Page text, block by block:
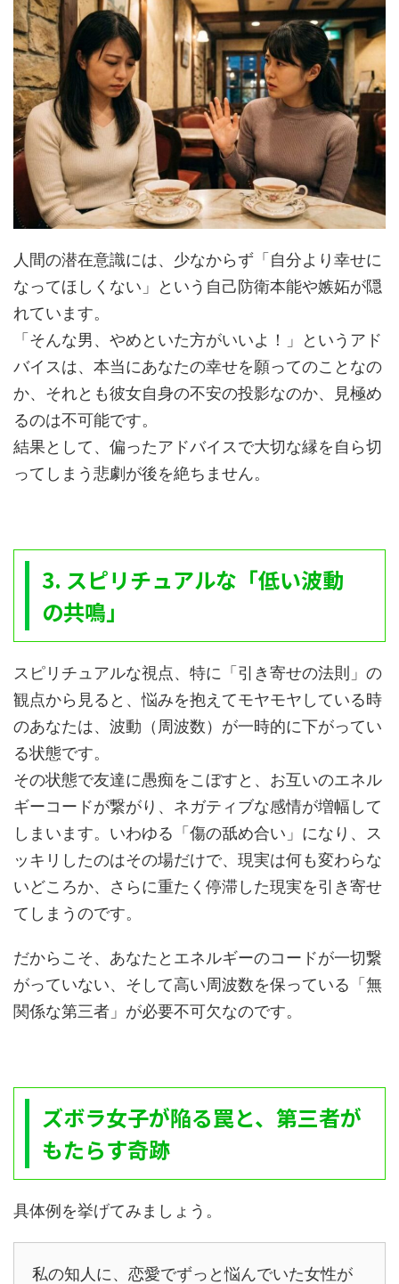
人間の潜在意識には、少なからず「自分より幸せに
なってほしくない」という自己防衛本能や嫉妬が隠
れています。
「そんな男、やめといた方がいいよ！」というアド
バイスは、本当にあなたの幸せを願ってのことなの
か、それとも彼女自身の不安の投影なのか、見極め
るのは不可能です。
結果として、偏ったアドバイスで大切な縁を自ら切
ってしまう悲劇が後を絶ちません。
3. スピリチュアルな「低い波動
の共鳴」
スピリチュアルな視点、特に「引き寄せの法則」の
観点から見ると、悩みを抱えてモヤモヤしている時
のあなたは、波動（周波数）が一時的に下がってい
る状態です。
その状態で友達に愚痴をこぼすと、お互いのエネル
ギーコードが繋がり、ネガティブな感情が増幅して
しまいます。いわゆる「傷の舐め合い」になり、ス
ッキリしたのはその場だけで、現実は何も変わらな
いどころか、さらに重たく停滞した現実を引き寄せ
てしまうのです。
だからこそ、あなたとエネルギーのコードが一切繋
がっていない、そして高い周波数を保っている「無
関係な第三者」が必要不可欠なのです。
ズボラ女子が陥る罠と、第三者が
もたらす奇跡
具体例を挙げてみましょう。
私の知人に、恋愛でずっと悩んでいた女性が